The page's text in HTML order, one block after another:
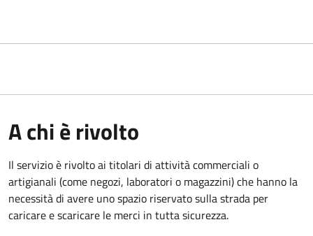
A chi è rivolto
Il servizio è rivolto ai titolari di attività commerciali o
artigianali (come negozi, laboratori o magazzini) che hanno la
necessità di avere uno spazio riservato sulla strada per
caricare e scaricare le merci in tutta sicurezza.